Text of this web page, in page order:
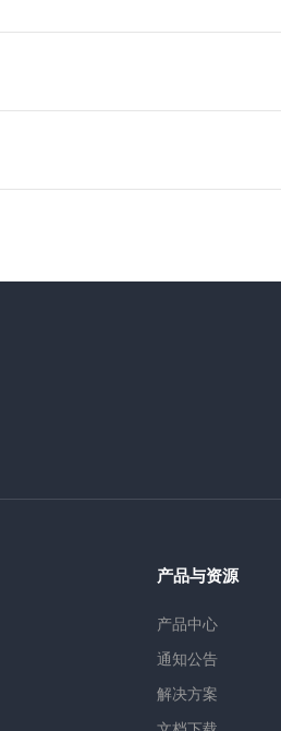
产品与资源
产品中心
通知公告
解决方案